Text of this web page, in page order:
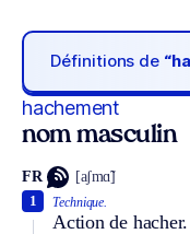
Définitions de
hachement
nom masculin
FR [aʃmɑ̃]
Technique.
Action de hacher.
1